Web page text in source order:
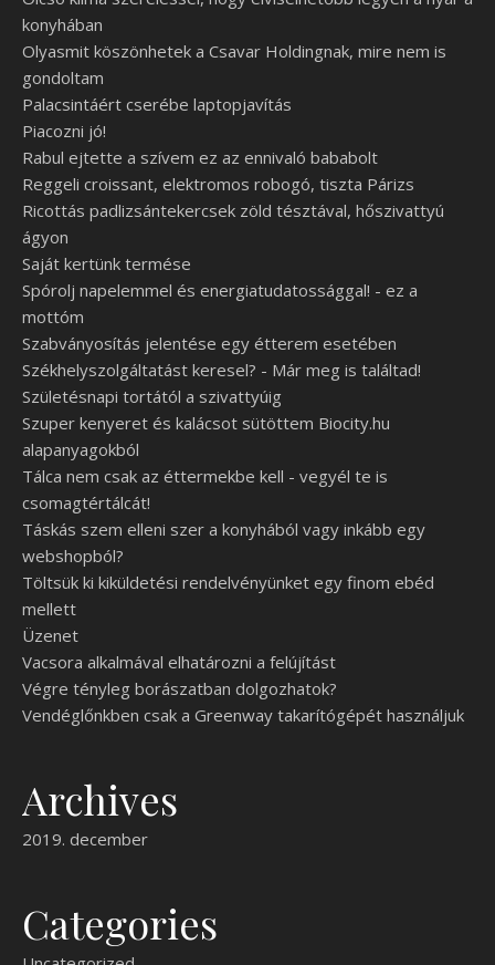
konyhában
Olyasmit köszönhetek a Csavar Holdingnak, mire nem is
gondoltam
Palacsintáért cserébe laptopjavítás
Piacozni jó!
Rabul ejtette a szívem ez az ennivaló bababolt
Reggeli croissant, elektromos robogó, tiszta Párizs
Ricottás padlizsántekercsek zöld tésztával, hőszivattyú
ágyon
Saját kertünk termése
Spórolj napelemmel és energiatudatossággal! - ez a
mottóm
Szabványosítás jelentése egy étterem esetében
Székhelyszolgáltatást keresel? - Már meg is találtad!
Születésnapi tortától a szivattyúig
Szuper kenyeret és kalácsot sütöttem Biocity.hu
alapanyagokból
Tálca nem csak az éttermekbe kell - vegyél te is
csomagtértálcát!
Táskás szem elleni szer a konyhából vagy inkább egy
webshopból?
Töltsük ki kiküldetési rendelvényünket egy finom ebéd
mellett
Üzenet
Vacsora alkalmával elhatározni a felújítást
Végre tényleg borászatban dolgozhatok?
Vendéglőnkben csak a Greenway takarítógépét használjuk
Archives
2019. december
Categories